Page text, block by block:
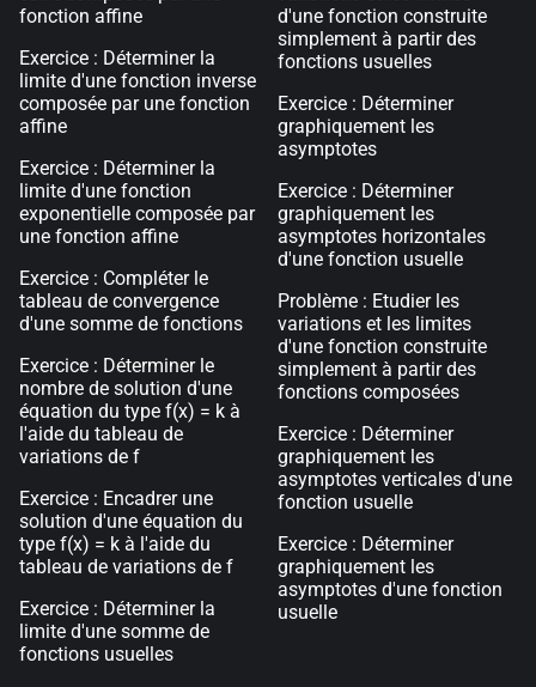
fonction affine
Exercice : Déterminer la
limite d'une fonction inverse
composée par une fonction
affine
Exercice : Déterminer la
limite d'une fonction
exponentielle composée par
une fonction affine
Exercice : Compléter le
tableau de convergence
d'une somme de fonctions
Exercice : Déterminer le
nombre de solution d'une
équation du type f(x) = k à
l'aide du tableau de
variations de f
Exercice : Encadrer une
solution d'une équation du
type f(x) = k à l'aide du
tableau de variations de f
Exercice : Déterminer la
limite d'une somme de
fonctions usuelles
d'une fonction construite
simplement à partir des
fonctions usuelles
Exercice : Déterminer
graphiquement les
asymptotes
Exercice : Déterminer
graphiquement les
asymptotes horizontales
d'une fonction usuelle
Problème : Etudier les
variations et les limites
d'une fonction construite
simplement à partir des
fonctions composées
Exercice : Déterminer
graphiquement les
asymptotes verticales d'une
fonction usuelle
Exercice : Déterminer
graphiquement les
asymptotes d'une fonction
usuelle